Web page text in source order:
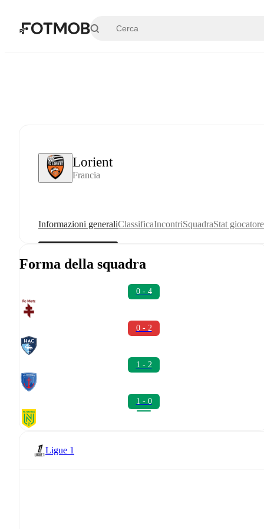
Lorient
Francia
Informazioni generaliClassificaIncontriSquadraStat giocatore
Forma della squadra
0 - 4
0 - 2
1 - 2
1 - 0
Ligue 1